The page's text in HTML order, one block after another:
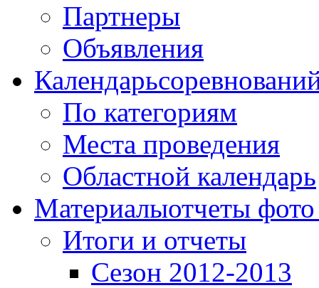
Партнеры
Объявления
Календарь
По категориям
Места проведения
Областной календарь
Материалыотчеты
Итоги и отчеты
Сезон 2012-2013